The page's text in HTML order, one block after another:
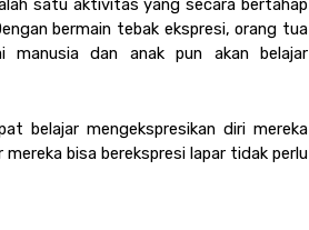
satu aktivitas yang secara bertahap
bermain tebak ekspresi, orang tua
manusia dan anak pun akan belajar
belajar mengekspresikan diri mereka
bisa berekspresi lapar tidak perlu